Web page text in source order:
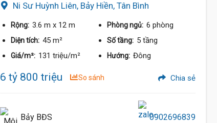
Ni Sư Huỳnh Liên, Bảy Hiền, Tân Bình
Rộng: 3.6 m x 12 m Phòng ngủ: 6 phòng
Diện tích: 45 m² Số tầng: 5 tầng
Giá/m²: 131 triệu/m² Hướng: Đông
6 tỷ 800 triệu So sánh Chia sẻ
Bảy BĐS 0902696839